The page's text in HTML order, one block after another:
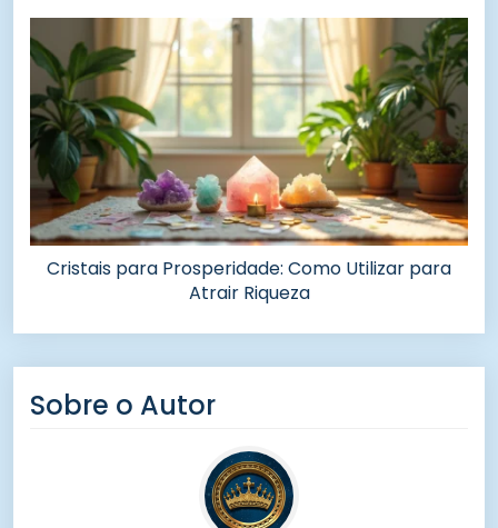
Cristais para Prosperidade: Como Utilizar para
Atrair Riqueza
Sobre o Autor